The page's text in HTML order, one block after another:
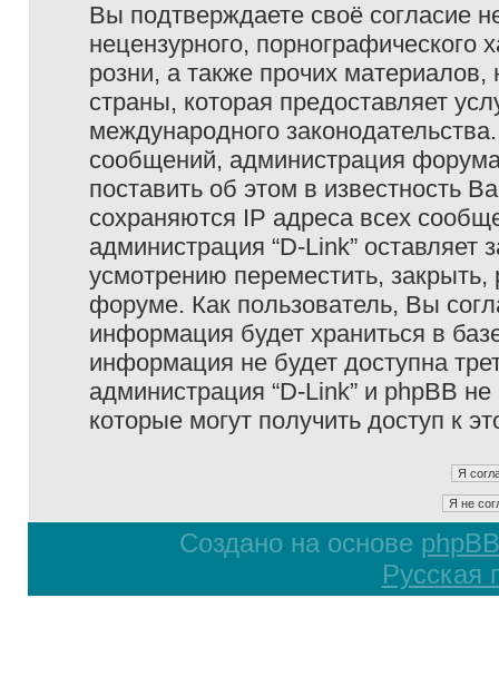
Вы подтверждаете своё согласие
нецензурного, порнографического
розни, а также прочих
страны, которая предоставляет
международного
сообщений, администрация
поставить об этом в известность
сохраняются IP адреса всех
администрация “D-Link”
усмотрению переместить,
форуме. Как пользователь, Вы
информация будет храниться в
информация не будет доступна
администрация “D-Link” и phpBB
которые могут получить доступ к
Создано на основе phpBB
Русская